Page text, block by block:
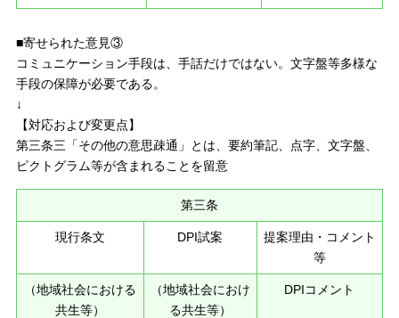
■寄せられた意見③
コミュニケーション手段は、手話だけではない。文字盤等多様な
手段の保障が必要である。
↓
【対応および変更点】
第三条三「その他の意思疎通」とは、要約筆記、点字、文字盤、
ピクトグラム等が含まれることを留意
第三条
現行条文 DPI試案
提案理由・コメント
等
（地域社会における
共生等）
（地域社会におけ
る共生等）
DPIコメント